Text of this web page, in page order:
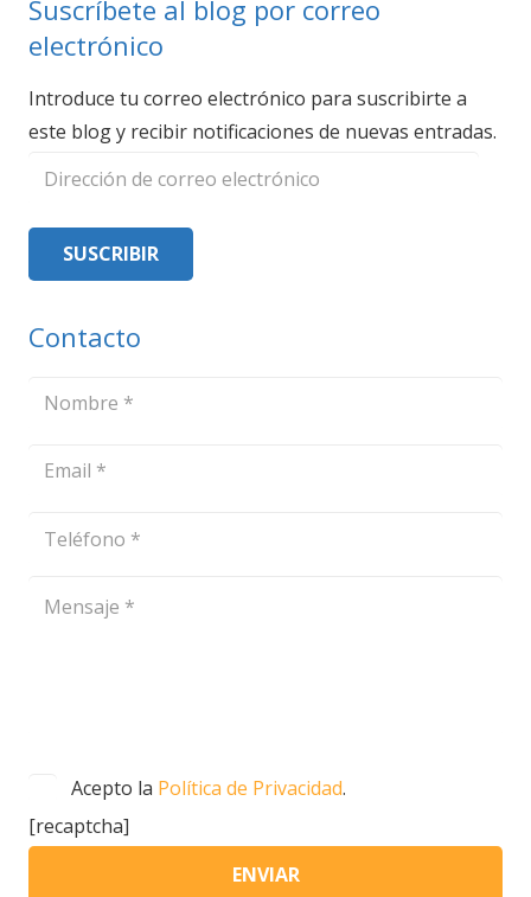
Suscríbete al blog por correo
electrónico
Introduce tu correo electrónico para suscribirte a
este blog y recibir notificaciones de nuevas entradas.
correo
electrónico
SUSCRIBIR
Contacto
Acepto la Política de Privacidad.
[recaptcha]